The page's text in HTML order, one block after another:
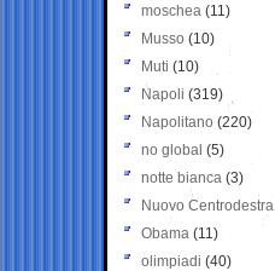
moschea (11)
Musso (10)
Muti (10)
Napoli (319)
Napolitano (220)
no global (5)
notte bianca (3)
Nuovo Centrodestra
Obama (11)
olimpiadi (40)